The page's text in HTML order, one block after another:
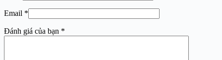
Email *
Đánh giá của bạn *